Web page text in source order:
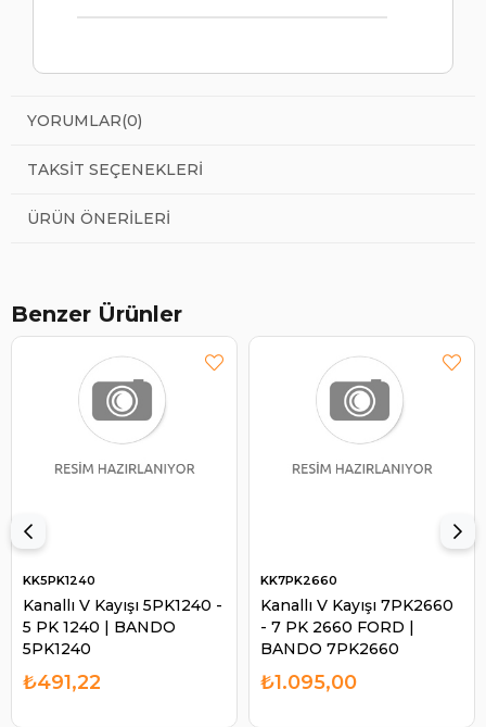
YORUMLAR(0)
TAKSIT SEÇENEKLERI
ÜRÜN ÖNERILERI
Benzer Ürünler
Kanallı V Kayışı 5PK1240 -
5 PK 1240 | BANDO
5PK1240
KK5PK1240
₺491,22
Kanallı V Kayışı 7PK2660
- 7 PK 2660 FORD |
BANDO 7PK2660
KK7PK2660
₺1.095,00